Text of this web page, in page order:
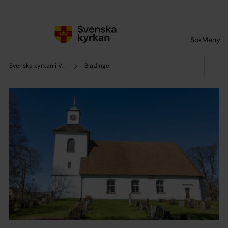
SökMeny
Svenska kyrkan i Vislanda och Blädinge Blädinge